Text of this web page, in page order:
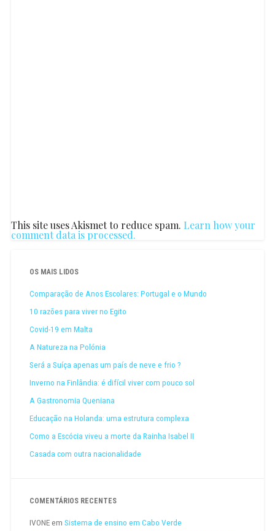
This site uses Akismet to reduce spam. Learn how your
comment data is processed.
OS MAIS LIDOS
Comparação de Anos Escolares: Portugal e o Mundo
10 razões para viver no Egito
Covid-19 em Malta
A Natureza na Polónia
Será a Suíça apenas um país de neve e frio ?
Inverno na Finlândia: é difícil viver com pouco sol
A Gastronomia Queniana
Educação na Holanda: uma estrutura complexa
Como a Escócia viveu a morte da Rainha Isabel II
Casada com outra nacionalidade
COMENTÁRIOS RECENTES
IVONEem Sistema de ensino em Cabo Verde